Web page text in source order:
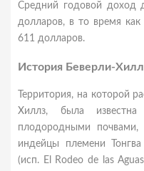
Средний годовой доход
долларов, в то время
611 долларов.
История Беверли-
Территория, на которой
Хиллз, была
плодородными почвами,
индейцы племени
(исп. El Rodeo de las